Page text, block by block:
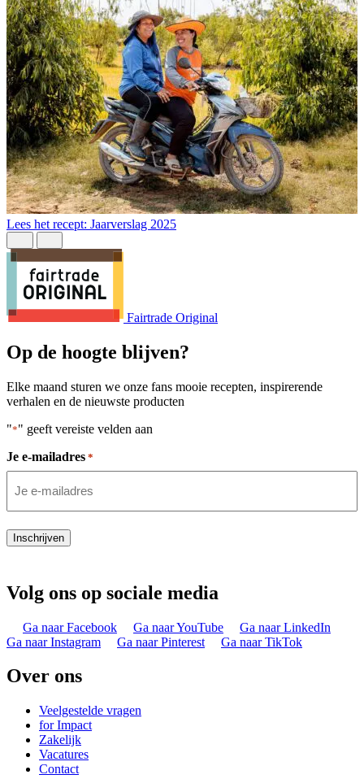
Lees het recept: Jaarverslag 2025
Fairtrade Original
Op de hoogte blijven?
Elke maand sturen we onze fans mooie recepten, inspirerende
verhalen en de nieuwste producten
"*" geeft vereiste velden aan
Je e-mailadres *
Inschrijven
Volg ons op sociale media
Ga naar Facebook Ga naar YouTube
Ga naar LinkedIn
Ga naar Instagram
Ga naar Pinterest Ga naar TikTok
Over ons
Veelgestelde vragen
for Impact
Zakelijk
Vacatures
Contact